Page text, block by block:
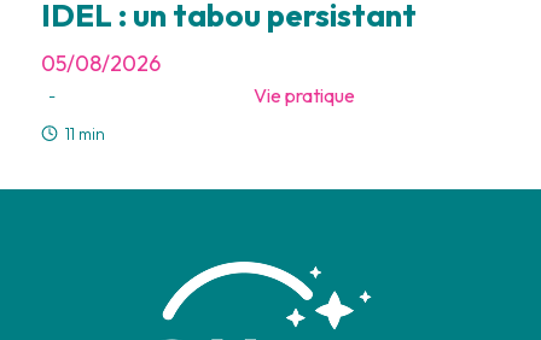
IDEL : un tabou persistant
05/08/2026
- Vie pratique
11 min